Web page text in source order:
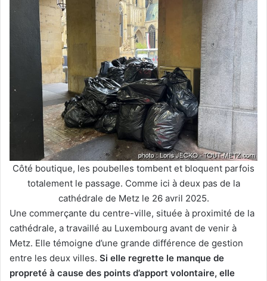
Côté boutique, les poubelles tombent et bloquent parfois
totalement le passage. Comme ici à deux pas de la
cathédrale de Metz le 26 avril 2025.
Une commerçante du centre-ville, située à proximité de la
cathédrale, a travaillé au Luxembourg avant de venir à
Metz. Elle témoigne d’une grande différence de gestion
entre les deux villes. Si elle regrette le manque de
propreté à cause des points d’apport volontaire, elle